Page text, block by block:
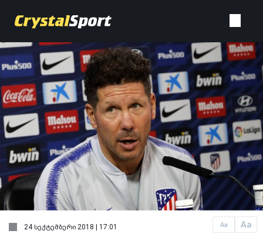
Aa Aa
24 სექტემბერი 2018 | 17:01